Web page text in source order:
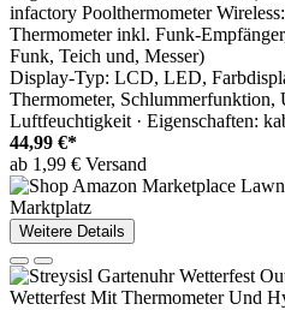
infactory Poolthermometer
Thermometer inkl. Funk-
Funk, Teich und, Messer)
Display-Typ: LCD, LED,
Thermometer, Schlummerfunktion,
Luftfeuchtigkeit · Eigenschaften:
44,99 €*
ab 1,99 € Versand
Marktplatz
Weitere Details